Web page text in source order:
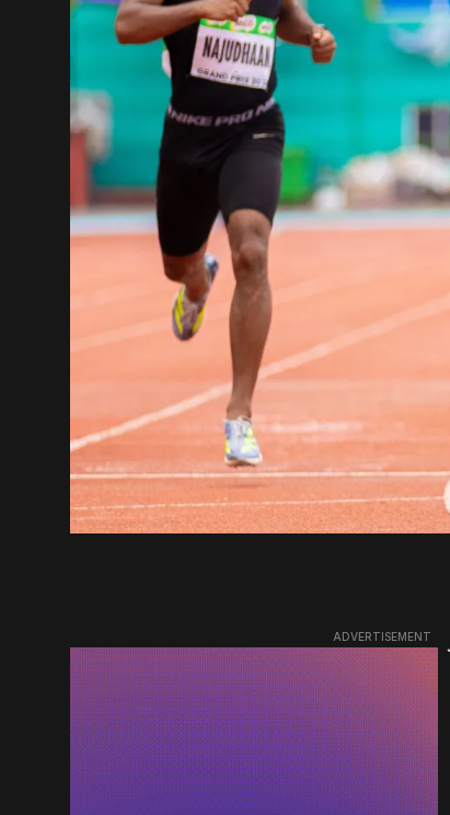
ADVERTISEMENT